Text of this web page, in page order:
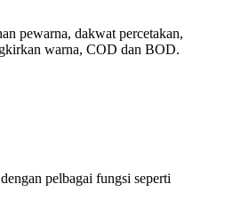
pewarna, dakwat percetakan,
warna, COD dan BOD.
pelbagai fungsi seperti